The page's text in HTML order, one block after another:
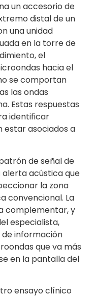
un accesorio de
distal de un
una unidad
en la torre de
el
hacia el
se comportan
las ondas
Estas respuestas
identificar
estar asociados a
de señal de
alerta acústica que
la zona
convencional. La
complementar, y
especialista,
información
que va más
en la pantalla del
ensayo clínico